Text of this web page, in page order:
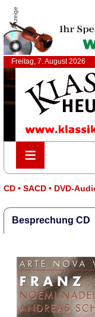
Anzeige
Freitag, 7. August 2026
≡
≡
CD • SACD • DVD-
Besprechung CD